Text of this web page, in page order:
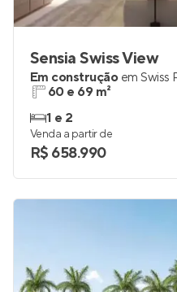
Sensia Swiss View
Em construção em Swiss
60 e 69 m²
1 e 2
Venda a partir de
R$ 658.990